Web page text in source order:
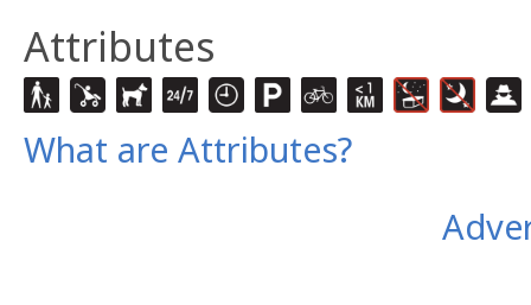
Attributes
What are Attributes?